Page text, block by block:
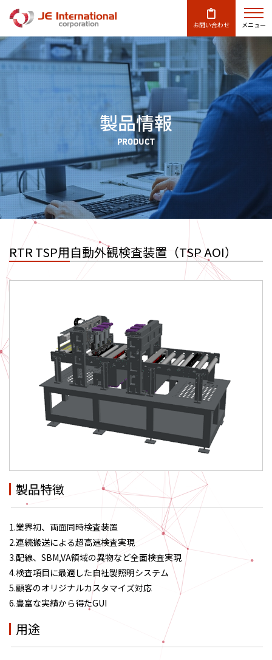
お問い合わせ メニュー
製品情報
PRODUCT
RTR TSP用自動外観検査装置（TSP AOI）
製品特徴
1.業界初、両面同時検査装置
2.連続搬送による超高速検査実現
3.配線、SBM,VA領域の異物など全面検査実現
4.検査項目に最適した自社製照明システム
5.顧客のオリジナルカスタマイズ対応
6.豊富な実績から得たGUI
用途